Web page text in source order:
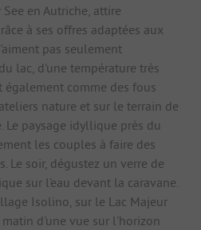
en Autriche, attire
à ses offres adaptées aux
pas seulement
lac, d'une température très
également comme des fous
nature et sur le terrain de
Le paysage idyllique près du
les couples à faire des
Le soir, dégustez un verre de
sur l'eau devant la caravane.
Isolino, sur le Lac Majeur
d'une vue sur l'horizon